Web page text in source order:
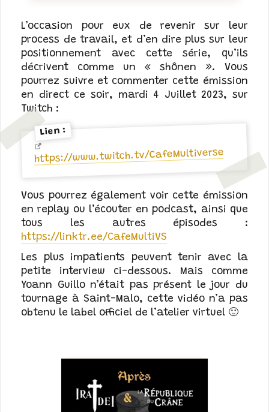
L’occasion pour eux de revenir sur leur
process de travail, et d’en dire plus sur leur
positionnement avec cette série, qu’ils
décrivent comme un « shônen ». Vous
pourrez suivre et commenter cette émission
en direct ce soir, mardi 4 Juillet 2023, sur
Twitch :
Lien :
https://www.twitch.tv/CafeMultiverse
Vous pourrez également voir cette émission
en replay ou l’écouter en podcast, ainsi que
tous les autres épisodes :
https://linktr.ee/CafeMultiVS
Les plus impatients peuvent tenir avec la
petite interview ci-dessous. Mais comme
Yoann Guillo n’était pas présent le jour du
tournage à Saint-Malo, cette vidéo n’a pas
obtenu le label officiel de l’atelier virtuel 🙂